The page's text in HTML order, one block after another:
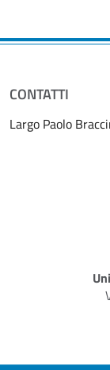
CONTATTI
Largo Paolo